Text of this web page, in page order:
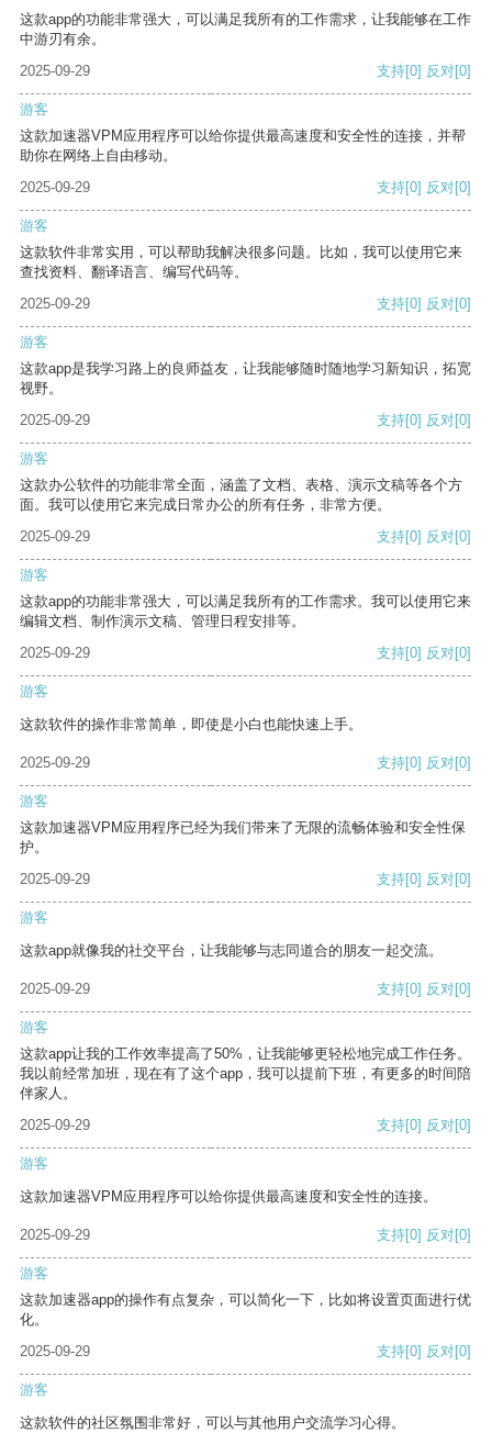
这款app的功能非常强大，可以满足我所有的工作需求，让我能够在工作
中游刃有余。
2025-09-29
支持[0] 反对[0]
游客
这款加速器VPM应用程序可以给你提供最高速度和安全性的连接，并帮
助你在网络上自由移动。
2025-09-29
支持[0] 反对[0]
游客
这款软件非常实用，可以帮助我解决很多问题。比如，我可以使用它来
查找资料、翻译语言、编写代码等。
2025-09-29
支持[0] 反对[0]
游客
这款app是我学习路上的良师益友，让我能够随时随地学习新知识，拓宽
视野。
2025-09-29
支持[0] 反对[0]
游客
这款办公软件的功能非常全面，涵盖了文档、表格、演示文稿等各个方
面。我可以使用它来完成日常办公的所有任务，非常方便。
2025-09-29
支持[0] 反对[0]
游客
这款app的功能非常强大，可以满足我所有的工作需求。我可以使用它来
编辑文档、制作演示文稿、管理日程安排等。
2025-09-29
支持[0] 反对[0]
游客
这款软件的操作非常简单，即使是小白也能快速上手。
2025-09-29 支持[0] 反对[0]
游客
这款加速器VPM应用程序已经为我们带来了无限的流畅体验和安全性保
护。
2025-09-29
支持[0] 反对[0]
游客
这款app就像我的社交平台，让我能够与志同道合的朋友一起交流。
2025-09-29 支持[0] 反对[0]
游客
这款app让我的工作效率提高了50%，让我能够更轻松地完成工作任务。
我以前经常加班，现在有了这个app，我可以提前下班，有更多的时间陪
伴家人。
2025-09-29
支持[0] 反对[0]
游客
这款加速器VPM应用程序可以给你提供最高速度和安全性的连接。
2025-09-29 支持[0] 反对[0]
游客
这款加速器app的操作有点复杂，可以简化一下，比如将设置页面进行优
化。
2025-09-29
支持[0] 反对[0]
游客
这款软件的社区氛围非常好，可以与其他用户交流学习心得。